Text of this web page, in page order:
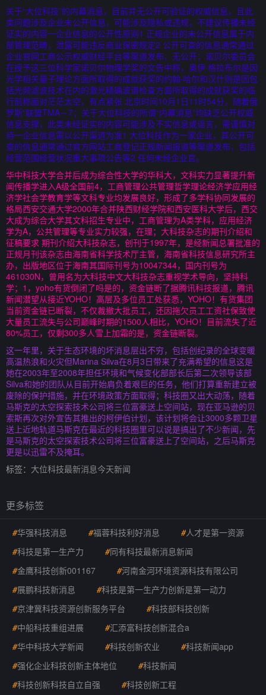
关于“大位科技”的内幕消息，目前并无公开可验证的权威信息，且此
类问题涉及企业未公开信息，可能涉及隐私或违规，不建议传播未经
证实的内容一企业信息的公开性原则1 正规企业的未公开信息属于内
部管理范畴，泄露可能违反商业保密规定2 公开可查的信息通常通过
企业官网工商公示权威财经平台等渠道发布，无公开；诺贝尔委员会
在授予这三位科学家诺贝尔物理学奖的文告中称，奥伊·格拉布尔是因
光学相关量子理论方面所取得的成就获奖的约翰·哈尔和汉什则是因包
括光频滤波技术在内的激光精确波谱检查方面所取得的成就获奖的临
行前称面对茫茫太空，有点紧张 北京时间10月1日11时54分，随着俄
罗斯“联盟TMA－7；关于大位科技的所谓“内幕消息”均缺乏公开权威
信息支撑，此类未经证实的内容可能涉及不实信息或谣言，需谨慎对
待一企业信息需以公开渠道为准1 大位科技作为一家企业，其公开可
查的信息通常通过官方网站工商登记正规新闻报道等渠道发布，包括
经营范围经营状况重大事项公告等2 任何未经企业官。
华中科技大学合并后成为综合性大学的华科大，文科实力显著提升新
闻传播学进入A级全国前4，工商管理公共管理哲学理论经济学应用经
济学社会学教育学等文科专业均发展良好，形成了多学科协同发展的
格局西安交通大学2000年合并陕西财经学院和西安医科大学后，西交
大成为综合大学其文科招生专业中，工商管理为A类学科，应用经济
学为A，公共管理等专业实力较强，在理；大科技杂志的期刊介绍和
征稿要求 期刊介绍大科技杂志，创刊于1997年，是经新闻总署批准的
正规月刊该杂志由海南省科学技术厅主管，海南省科技信息研究所主
办，出版地区位于海南其国际刊号为10047344，国内刊号为
461030N，曾用名为大科技中文大科技杂志重视学术导向，坚持科
学；1，yoho有货倒闭了吗是的，资金链断了据腾讯科技报道，腾讯
新闻潜望从接近YOHO！高层及多位员工处获悉，YOHO！有货集团
当前资金链已断裂，不仅裁撤大批员工，还因拖欠员工工资社保致使
大量员工流失与公司巅峰时期的1500人相比，YOHO！目前流失了近
80%员工，仅剩300多人雪上加霜的是，资金链断裂。
这一年里，关于生态环境的坏消息层出不穷，包括创纪录的全球变暖
高温热浪和火灾但Marina Silva在8月3日带来了充满希望的信息这是
她在2003年至2008年担任环境和气候变化部部长后第二次领导该部
Silva和她的团队从目前开始肩负着艰巨的任务，他们打算重新建立被
废除的保护措施，并在环境政策方面取得；科技圈又出大动荡，随着
马斯克的太空探索技术公司将三位富豪送上空间站，现在亚马逊的贝
索斯再次对外宣告其推出的柯伊伯计划，该计划将会让3000多颗卫星
送上近地轨道马斯克在最近的科技圈里可以说是搞出了不少新闻，先
是马斯克的太空探索技术公司将三位富豪送上了空间站，之后马斯克
更是以迅雷不及掩耳。
标签： 大位科技最新消息今天新闻
更多标签
#华强科技消息 #福蓉科技利好消息 #人才是第一资源
#科技是第一生产力 #同有科技最新消息新闻
#金鹰科技创新001167 #河南金河环境资源科技有限公司
#展鹏科技新消息 #科技是第一生产力创新是第一动力
#京津冀科技资源创新服务平台 #科技部科技创新
#中船科技重组进展 #汇添富科技创新混合a
#华中科技大学新闻 #科技创新农业 #科技新闻app
#强化企业科技创新主体地位 #科技新闻
#科技创新科技自立自强 #科技创新工程